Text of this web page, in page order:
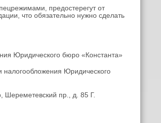
предостерегут от
что обязательно нужно сделать
Юридического бюро «Константа»
налогообложения Юридического
Шереметевский пр., д. 85 Г.